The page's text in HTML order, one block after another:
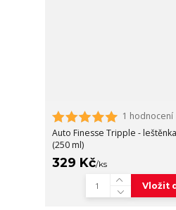
1 hodnocení
Auto Finesse Tripple -
(250 ml)
329 Kč/ks
Vložit